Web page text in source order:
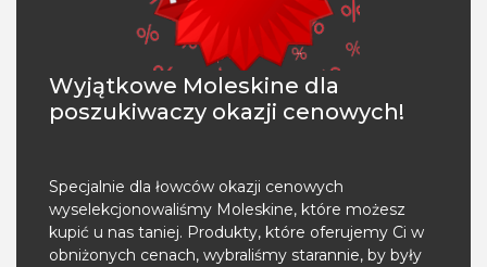
Wyjątkowe Moleskine dla
poszukiwaczy okazji cenowych!
Specjalnie dla łowców okazji cenowych
wyselekcjonowaliśmy Moleskine, które możesz
kupić u nas taniej. Produkty, które oferujemy Ci w
obniżonych cenach, wybraliśmy starannie, by były